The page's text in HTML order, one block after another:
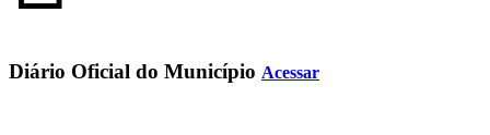
Diário Oficial do Município Acessar